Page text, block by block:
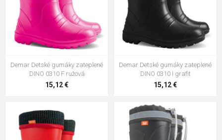
Demar Detské gumáky zateplené
DINO 0310 F ružová
15,12 €
Demar Detské gumáky zateplené
DINO 0310 I grafit
15,12 €